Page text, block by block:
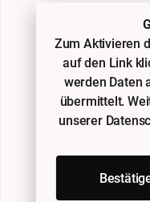
Zum Aktivieren
auf den Link
werden Daten
übermittelt.
unserer